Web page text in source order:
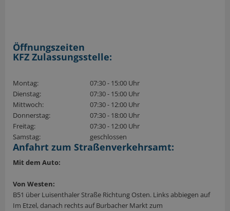
Öffnungszeiten
KFZ Zulassungsstelle:
Montag:
07:30 - 15:00 Uhr
Dienstag:
07:30 - 15:00 Uhr
Mittwoch:
07:30 - 12:00 Uhr
Donnerstag:
07:30 - 18:00 Uhr
Freitag:
07:30 - 12:00 Uhr
Samstag:
geschlossen
Anfahrt zum Straßenverkehrsamt:
Mit dem Auto:
Von Westen:
B51 über Luisenthaler Straße Richtung Osten. Links abbiegen auf
Im Etzel, danach rechts auf Burbacher Markt zum